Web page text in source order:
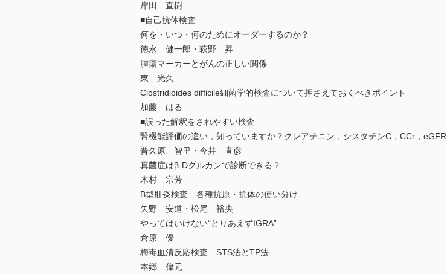
岸田 直樹
■自己抗体検査
何を・いつ・何のためにオーダーするのか？
徳永 健一郎・萩野 昇
腫瘍マーカーとがんの正しい関係
東 光久
Clostridioides difficile細菌学的検査について押さえておくべきポイント
加藤 はる
■誤った解釈をされやすい検査
腎機能評価の違い，知っていますか？クレアチニン，シスタチンC，CCr，eGFR
普久原 智里・今井 直彦
真菌症はβ-Dグルカンで診断できる？
木村 宗芳
B型肝炎検査 各種抗原・抗体の使い分け
矢野 安道・松尾 裕央
やってはいけない“とりあえずIGRA”
倉原 優
梅毒血清反応検査 STS法とTP法
本郷 偉元